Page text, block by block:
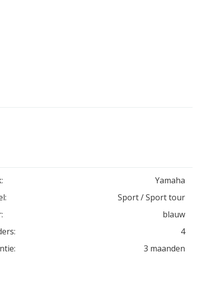
Yamaha
Sport / Sport tour
blauw
4
3 maanden